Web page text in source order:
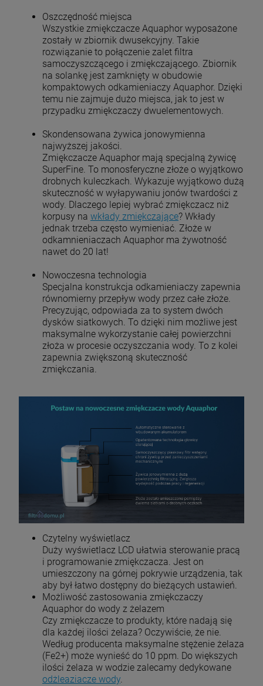
Oszczędność miejsca
Wszystkie zmiękczacze Aquaphor wyposażone
zostały w zbiornik dwusekcyjny. Takie
rozwiązanie to połączenie zalet filtra
samoczyszczącego i zmiękczającego. Zbiornik
na solankę jest zamknięty w obudowie
kompaktowych odkamieniaczy Aquaphor. Dzięki
temu nie zajmuje dużo miejsca, jak to jest w
przypadku zmiękczaczy dwuelementowych.
Skondensowana żywica jonowymienna
najwyższej jakości.
Zmiękczacze Aquaphor mają specjalną żywicę
SuperFine. To monosferyczne złoże o wyjątkowo
drobnych kuleczkach. Wykazuje wyjątkowo dużą
skuteczność w wyłapywaniu jonów twardości z
wody. Dlaczego lepiej wybrać zmiękczacz niż
korpusy na wkłady zmiękczające? Wkłady
jednak trzeba często wymieniać. Złoże w
odkamnieniaczach Aquaphor ma żywotność
nawet do 20 lat!
Nowoczesna technologia
Specjalna konstrukcja odkamieniaczy zapewnia
równomierny przepływ wody przez całe złoże.
Precyzując, odpowiada za to system dwóch
dysków siatkowych. To dzięki nim możliwe jest
maksymalne wykorzystanie całej powierzchni
złoża w procesie oczyszczania wody. To z kolei
zapewnia zwiększoną skuteczność
zmiękczania.
Czytelny wyświetlacz
Duży wyświetlacz LCD ułatwia sterowanie pracą
i programowanie zmiękczacza. Jest on
umieszczony na górnej pokrywie urządzenia, tak
aby był łatwo dostępny do bieżących ustawień.
Możliwość zastosowania zmiękczaczy
Aquaphor do wody z żelazem
Czy zmiękczacze to produkty, które nadają się
dla każdej ilości żelaza? Oczywiście, że nie.
Według producenta maksymalne stężenie żelaza
(Fe2+) może wynieść do 10 ppm. Do większych
ilości żelaza w wodzie zalecamy dedykowane
odżleaziacze wody.